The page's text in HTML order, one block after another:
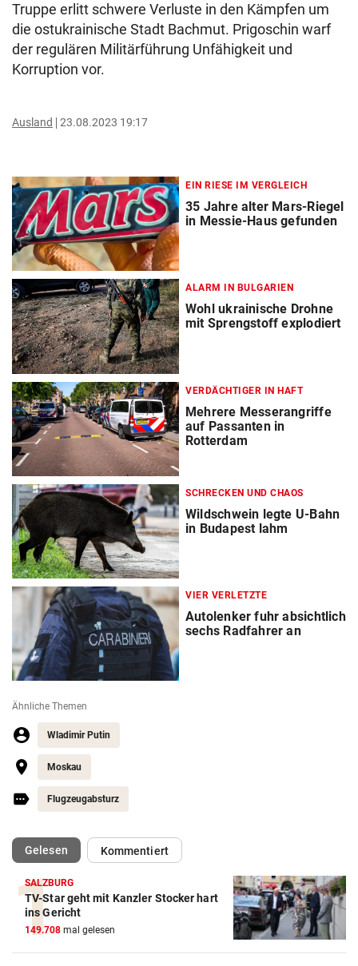
Truppe erlitt schwere Verluste in den Kämpfen um
die ostukrainische Stadt Bachmut. Prigoschin warf
der regulären Militärführung Unfähigkeit und
Korruption vor.
Ausland 23.08.2023 19:17
EIN RIESE IM VERGLEICH
35 Jahre alter Mars-Riegel
in Messie-Haus gefunden
ALARM IN BULGARIEN
Wohl ukrainische Drohne
mit Sprengstoff explodiert
VERDÄCHTIGER IN HAFT
Mehrere Messerangriffe
auf Passanten in
Rotterdam
SCHRECKEN UND CHAOS
Wildschwein legte U-Bahn
in Budapest lahm
VIER VERLETZTE
Autolenker fuhr absichtlich
sechs Radfahrer an
Ähnliche Themen
Wladimir Putin
Moskau
Flugzeugabsturz
Gelesen(ausgewählt)Kommentiert
SALZBURG
TV-Star geht mit Kanzler Stocker hart
ins Gericht
149.708 mal gelesen